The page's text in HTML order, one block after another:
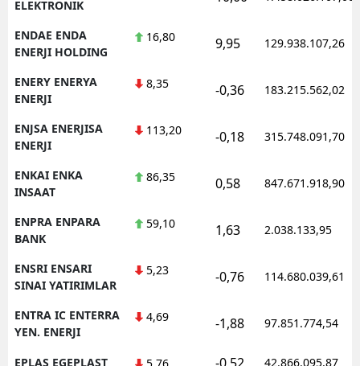
ELEKTRONIK
ENDAE ENDA
ENERJI HOLDING
16,80 9,95 129.938.107,26
ENERY ENERYA
ENERJI
8,35 -0,36 183.215.562,02
ENJSA ENERJISA
ENERJI
113,20 -0,18 315.748.091,70
ENKAI ENKA
INSAAT
86,35 0,58 847.671.918,90
ENPRA ENPARA
BANK
59,10 1,63 2.038.133,95
ENSRI ENSARI
SINAI YATIRIMLAR
5,23 -0,76 114.680.039,61
ENTRA IC ENTERRA
YEN. ENERJI
4,69 -1,88 97.851.774,54
EPLAS EGEPLAST 5,76 42.866.095,87